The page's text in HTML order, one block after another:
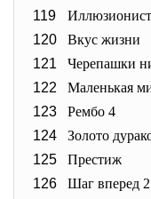
119
Иллюзионист
120
Вкус жизни
121
Черепашки
122
Маленькая
123
Рембо 4
124
Золото
125
Престиж
126
Шаг вперед